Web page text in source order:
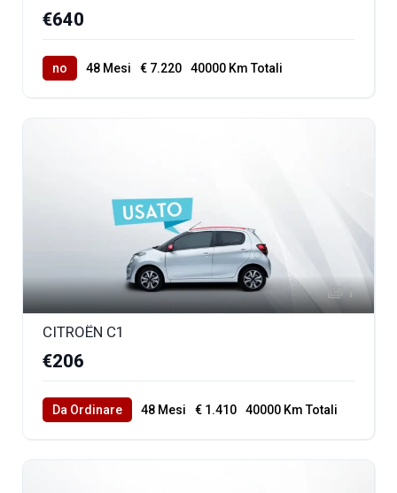
€640
no 48 Mesi € 7.220 40000 Km Totali
1
CITROËN C1
€206
Da Ordinare 48 Mesi € 1.410 40000 Km Totali